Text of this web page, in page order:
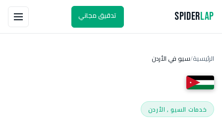
SpiderLap تدقيق مجاني
الرئيسية/سيو في الأردن
خدمات السيو , الأردن